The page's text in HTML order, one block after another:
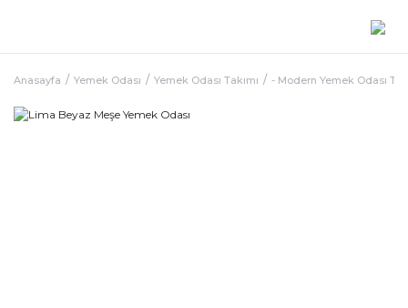
Anasayfa Yemek Odası Yemek Odası Takımı - Modern Yemek Odası